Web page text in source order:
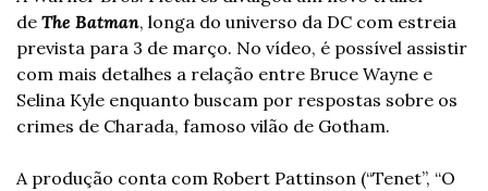
de The Batman, longa do universo da DC com estreia
prevista para 3 de março. No vídeo, é possível assistir
com mais detalhes a relação entre Bruce Wayne e
Selina Kyle enquanto buscam por respostas sobre os
crimes de Charada, famoso vilão de Gotham.
A produção conta com Robert Pattinson (“Tenet”, “O